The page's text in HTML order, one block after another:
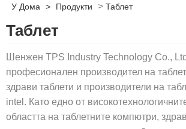
У Дома > Продукти > Таблет
Таблет
Шенжен TPS Industry Technology Co.,
професионален производител на
здрави таблети и производители на
intel. Като едно от
областта на таблетните компютри,